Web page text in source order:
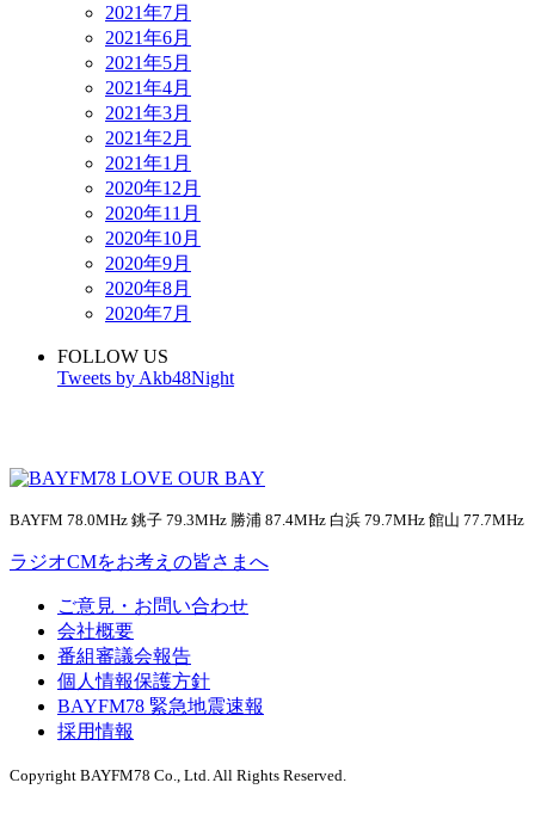
2021年7月
2021年6月
2021年5月
2021年4月
2021年3月
2021年2月
2021年1月
2020年12月
2020年11月
2020年10月
2020年9月
2020年8月
2020年7月
FOLLOW US
Tweets by Akb48Night
BAYFM 78.0MHz 銚子 79.3MHz 勝浦 87.4MHz 白浜 79.7MHz 館山 77.7MHz
ラジオCMをお考えの皆さまへ
ご意見・お問い合わせ
会社概要
番組審議会報告
個人情報保護方針
BAYFM78 緊急地震速報
採用情報
Copyright BAYFM78 Co., Ltd. All Rights Reserved.